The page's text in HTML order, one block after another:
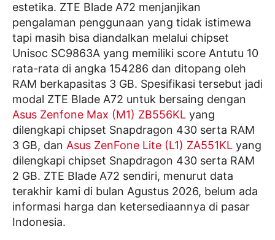
estetika. ZTE Blade A72 menjanjikan
pengalaman penggunaan yang tidak istimewa
tapi masih bisa diandalkan melalui chipset
Unisoc SC9863A yang memiliki score Antutu 10
rata-rata di angka 154286 dan ditopang oleh
RAM berkapasitas 3 GB. Spesifikasi tersebut jadi
modal ZTE Blade A72 untuk bersaing dengan
Asus Zenfone Max (M1) ZB556KL yang
dilengkapi chipset Snapdragon 430 serta RAM
3 GB, dan Asus ZenFone Lite (L1) ZA551KL yang
dilengkapi chipset Snapdragon 430 serta RAM
2 GB. ZTE Blade A72 sendiri, menurut data
terakhir kami di bulan Agustus 2026, belum ada
informasi harga dan ketersediaannya di pasar
Indonesia.